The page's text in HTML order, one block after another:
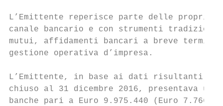
L’Emittente reperisce parte delle
canale bancario e con strumenti
mutui, affidamenti bancari a breve
gestione operativa d’impresa.
L’Emittente, in base ai dati risultanti
chiuso al 31 dicembre 2016, presentava
banche pari a Euro 9.975.440 (Euro